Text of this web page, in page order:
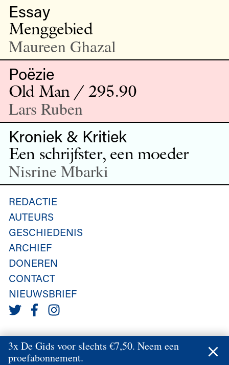
Essay
Menggebied
Maureen Ghazal
Poëzie
Old Man / 295.90
Lars Ruben
Kroniek & Kritiek
Een schrijfster, een moeder
Nisrine Mbarki
REDACTIE
AUTEURS
GESCHIEDENIS
ARCHIEF
DONEREN
CONTACT
NIEUWSBRIEF
3x De Gids voor slechts €7,50. Neem een
proefabonnement.